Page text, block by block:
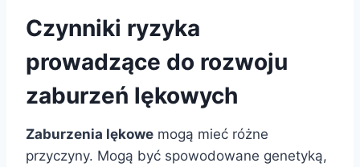
Czynniki ryzyka
prowadzące do rozwoju
zaburzeń lękowych
Zaburzenia lękowe mogą mieć różne
przyczyny. Mogą być spowodowane genetyką,